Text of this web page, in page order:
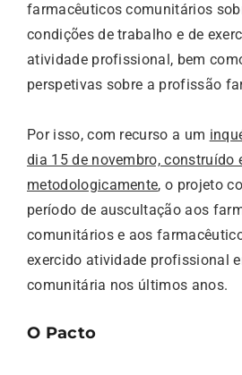
farmacêuticos comunitários
condições de trabalho e de
atividade profissional, bem
perspetivas sobre a profissão
Por isso, com recurso a um
dia 15 de novembro, construído
metodologicamente, o projeto
período de auscultação aos
comunitários e aos
exercido atividade profissional
comunitária nos últimos anos.
O Pacto